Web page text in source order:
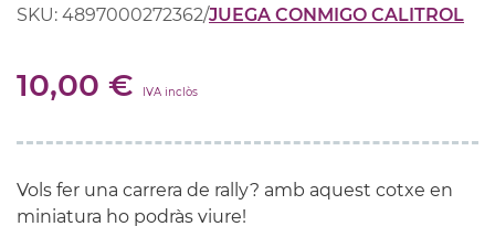
SKU: 4897000272362/JUEGA CONMIGO CALITROL
10,00 € IVA inclòs
Vols fer una carrera de rally? amb aquest cotxe en
miniatura ho podràs viure!